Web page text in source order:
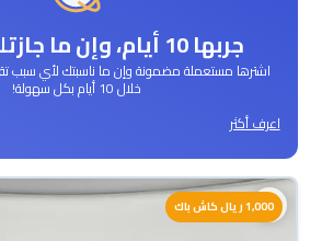
جربها 10 أيام، وإن ما جازتلك رجعها!
اشترها مستعملة مضمونة وإن ما ناسبتك لأي سبب
خلال 10 أيام بكل سهولة!
اعرف أكثر
1,000 ريال كاش باك